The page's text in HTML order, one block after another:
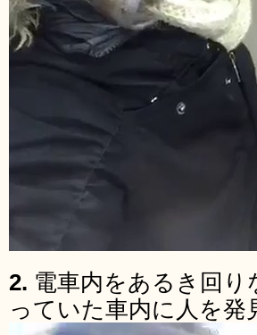
2. 電車内をあるき回
っていた車内に人を